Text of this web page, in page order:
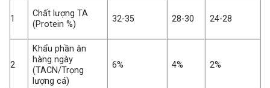
1
Chất lượng TA
(Protein %)
32-35 28-30 24-28
2
Khẩu phần ăn
hàng ngày
(TACN/Trọng
lượng cá)
6% 4% 2%